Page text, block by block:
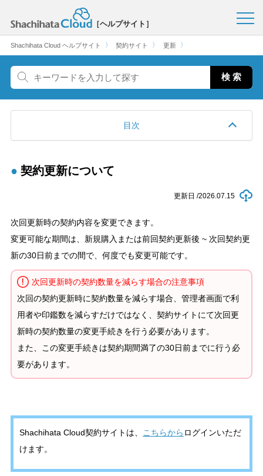
［ヘルプサイト］
Shachihata Cloud ヘルプサイト 〉 契約サイト 〉 更新 〉
目次
契約更新について
更新日 /2026.07.15
次回更新時の契約内容を変更できます。
変更可能な期間は、新規購入または前回契約更新後 ~ 次回契約更
新の30日前までの間で、何度でも変更可能です。
次回更新時の契約数量を減らす場合の注意事項
次回の契約更新時に契約数量を減らす場合、管理者画面で利
用者や印鑑数を減らすだけではなく、契約サイトにて次回更
新時の契約数量の変更手続きを行う必要があります。
また、この変更手続きは契約期間満了の30日前までに行う必
要があります。
Shachihata Cloud契約サイトは、 こちらから ログインいただ
けます。